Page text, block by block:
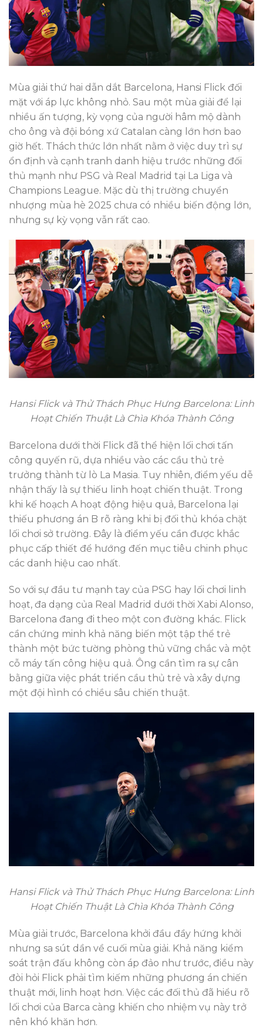
Mùa giải thứ hai dẫn dắt Barcelona, Hansi Flick đối
mặt với áp lực không nhỏ. Sau một mùa giải để lại
nhiều ấn tượng, kỳ vọng của người hâm mộ dành
cho ông và đội bóng xứ Catalan càng lớn hơn bao
giờ hết. Thách thức lớn nhất nằm ở việc duy trì sự
ổn định và cạnh tranh danh hiệu trước những đối
thủ mạnh như PSG và Real Madrid tại La Liga và
Champions League. Mặc dù thị trường chuyển
nhượng mùa hè 2025 chưa có nhiều biến động lớn,
nhưng sự kỳ vọng vẫn rất cao.
Hansi Flick và Thử Thách Phục Hưng Barcelona: Linh
Hoạt Chiến Thuật Là Chìa Khóa Thành Công
Barcelona dưới thời Flick đã thể hiện lối chơi tấn
công quyến rũ, dựa nhiều vào các cầu thủ trẻ
trưởng thành từ lò La Masia. Tuy nhiên, điểm yếu dễ
nhận thấy là sự thiếu linh hoạt chiến thuật. Trong
khi kế hoạch A hoạt động hiệu quả, Barcelona lại
thiếu phương án B rõ ràng khi bị đối thủ khóa chặt
lối chơi sở trường. Đây là điểm yếu cần được khắc
phục cấp thiết để hướng đến mục tiêu chinh phục
các danh hiệu cao nhất.
So với sự đầu tư mạnh tay của PSG hay lối chơi linh
hoạt, đa dạng của Real Madrid dưới thời Xabi Alonso,
Barcelona đang đi theo một con đường khác. Flick
cần chứng minh khả năng biến một tập thể trẻ
thành một bức tường phòng thủ vững chắc và một
cỗ máy tấn công hiệu quả. Ông cần tìm ra sự cân
bằng giữa việc phát triển cầu thủ trẻ và xây dựng
một đội hình có chiều sâu chiến thuật.
Hansi Flick và Thử Thách Phục Hưng Barcelona: Linh
Hoạt Chiến Thuật Là Chìa Khóa Thành Công
Mùa giải trước, Barcelona khởi đầu đầy hứng khởi
nhưng sa sút dần về cuối mùa giải. Khả năng kiểm
soát trận đấu không còn áp đảo như trước, điều này
đòi hỏi Flick phải tìm kiếm những phương án chiến
thuật mới, linh hoạt hơn. Việc các đối thủ đã hiểu rõ
lối chơi của Barca càng khiến cho nhiệm vụ này trở
nên khó khăn hơn.